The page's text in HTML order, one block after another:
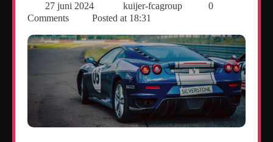
27 juni 2024 kuijer-fcagroup
0
Comments
Posted at 18:31